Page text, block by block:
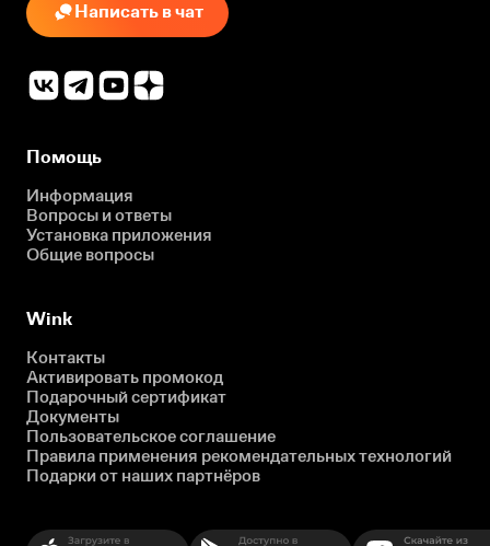
Написать в чат
Помощь
Информация
Вопросы и ответы
Установка приложения
Общие вопросы
Wink
Контакты
Активировать промокод
Подарочный сертификат
Документы
Пользовательское соглашение
Правила применения рекомендательных технологий
Подарки от наших партнёров